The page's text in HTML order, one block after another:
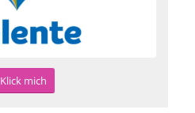
Klick mich